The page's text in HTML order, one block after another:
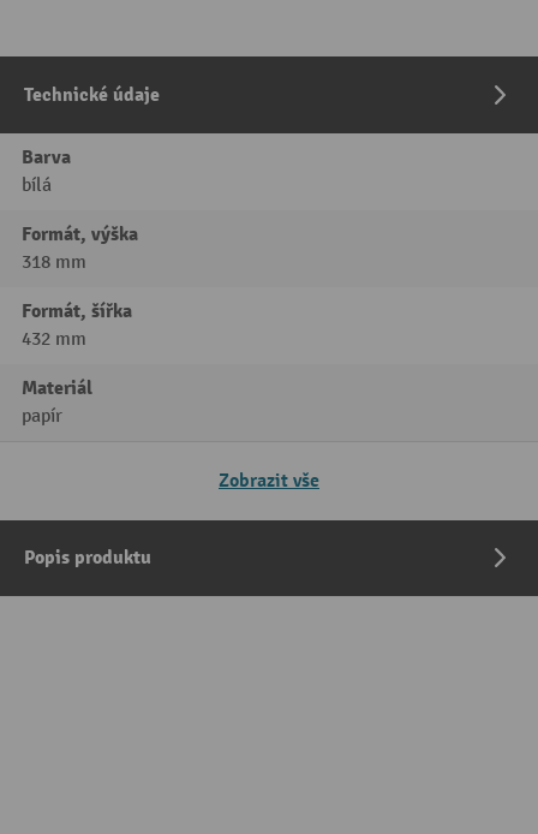
Technické údaje
Barva
bílá
Formát, výška
318 mm
Formát, šířka
432 mm
Materiál
papír
Zobrazit vše
Popis produktu